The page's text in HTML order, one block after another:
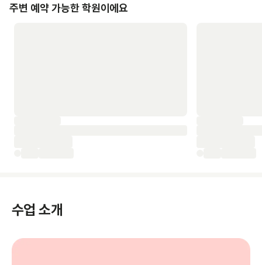
주변 예약 가능한 학원이에요
수업 소개